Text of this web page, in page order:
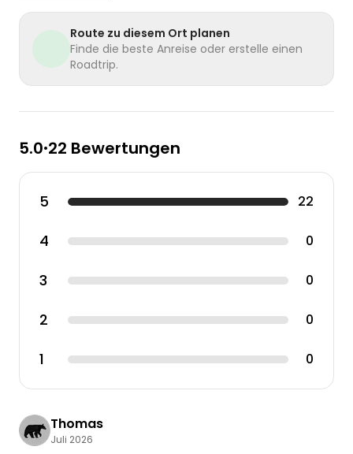
Route zu diesem Ort planen
Finde die beste Anreise oder erstelle einen
Roadtrip.
5.0•22 Bewertungen
5 22
4 0
3 0
2 0
1 0
Thomas
Juli 2026